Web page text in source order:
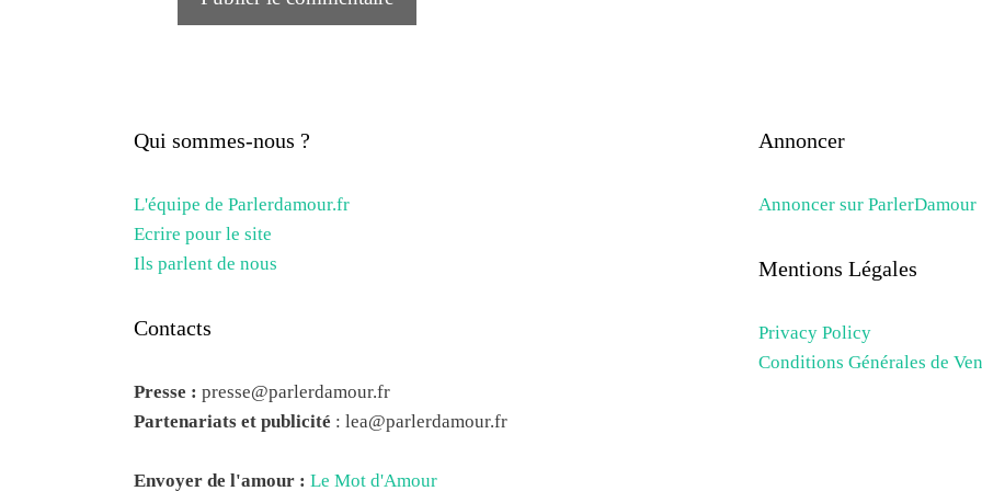
Qui sommes-nous ?
L'équipe de Parlerdamour.fr
Ecrire pour le site
Ils parlent de nous
Contacts
Presse : presse@parlerdamour.fr
Partenariats et publicité : lea@parlerdamour.fr
Envoyer de l'amour : Le Mot d'Amour
Annoncer
Annoncer sur ParlerDamour
Mentions Légales
Privacy Policy
Conditions Générales de